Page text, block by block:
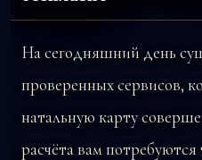
На сегодняшний день
проверенных сервисов,
натальную карту
расчёта вам